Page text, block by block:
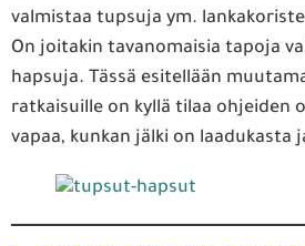
valmistaa tupsuja ym.
On joitakin tavanomaisia tapoja
hapsuja. Tässä esitellään
ratkaisuille on kyllä tilaa ohjeiden
vapaa, kunkan jälki on laadukasta